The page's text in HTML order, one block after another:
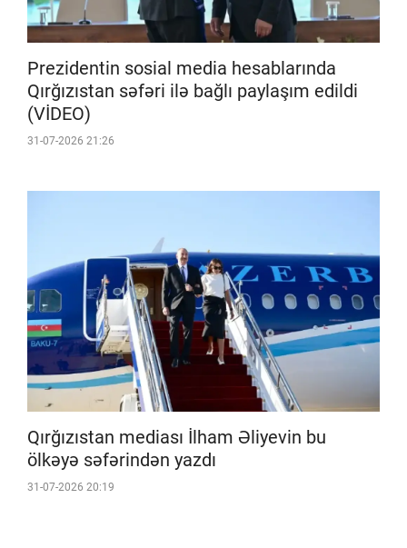
Prezidentin sosial media hesablarında
Qırğızıstan səfəri ilə bağlı paylaşım edildi
(VİDEO)
31-07-2026 21:26
Qırğızıstan mediası İlham Əliyevin bu
ölkəyə səfərindən yazdı
31-07-2026 20:19